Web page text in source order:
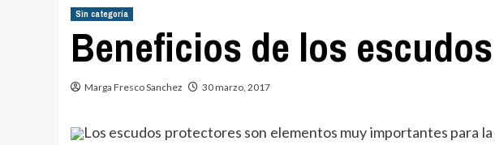
Sin categoría
Beneficios de los
Marga Fresco Sanchez 30 marzo, 2017
Los escudos protectores son elementos muy importantes para